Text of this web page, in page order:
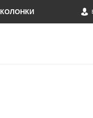
КОЛОНКИ